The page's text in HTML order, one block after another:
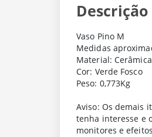
Descrição
Vaso Pino M
Medidas
Material: Cerâmica
Cor: Verde Fosco
Peso: 0,773Kg
Aviso: Os demais
tenha interesse e
monitores e